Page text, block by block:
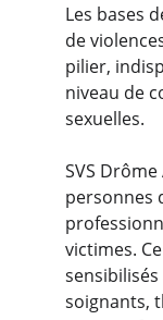
Les bases
de
pilier,
niveau de
sexuelles.
SVS
personnes
victimes.
sensibilisés
soignants,